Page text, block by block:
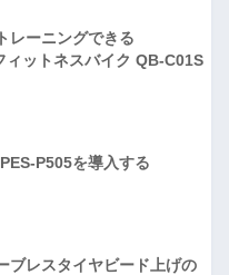
レーニングできる
ットネスバイク QB-C01S
P505を導入する
ブレスタイヤビード上げの